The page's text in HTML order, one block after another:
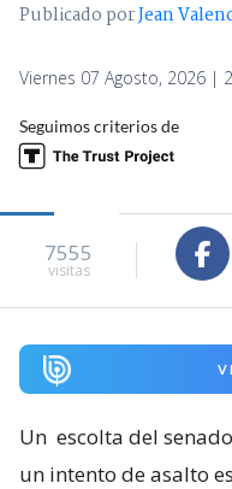
Publicado porJean
Viernes 07 Agosto, 2026 |
Seguimos criterios de
7555
visitas
Un escolta del
un intento de asalto